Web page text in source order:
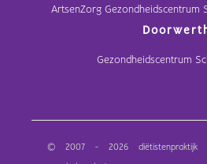
ArtsenZorg Gezondheidscentrum
Gezondheidscentrum
© 2007 - 2026 diëtistenpraktijk